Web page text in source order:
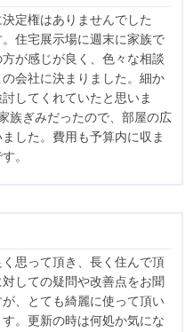
定権はありませんでした
住宅展示場に週末に家族で
が感じが良く、色々な相談
会社に決まりました。細か
してくれていたと思いま
族ぎみだったので、部屋の広
した。費用も予算内に収ま
。
思って頂き、長く住んで頂
しての疑問や改善点をお聞
、とても綺麗に使って頂い
。更新の時は何処か気にな